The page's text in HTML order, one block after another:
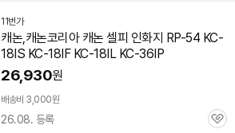
11번가
캐논,캐논코리아 캐논 셀피 인화지 RP-54 KC-
18IS KC-18IF KC-18IL KC-36IP
26,930원
배송비 3,000원
26.08. 등록
관